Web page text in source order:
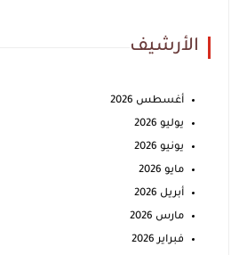
الأرشيف
أغسطس 2026
يوليو 2026
يونيو 2026
مايو 2026
أبريل 2026
مارس 2026
فبراير 2026